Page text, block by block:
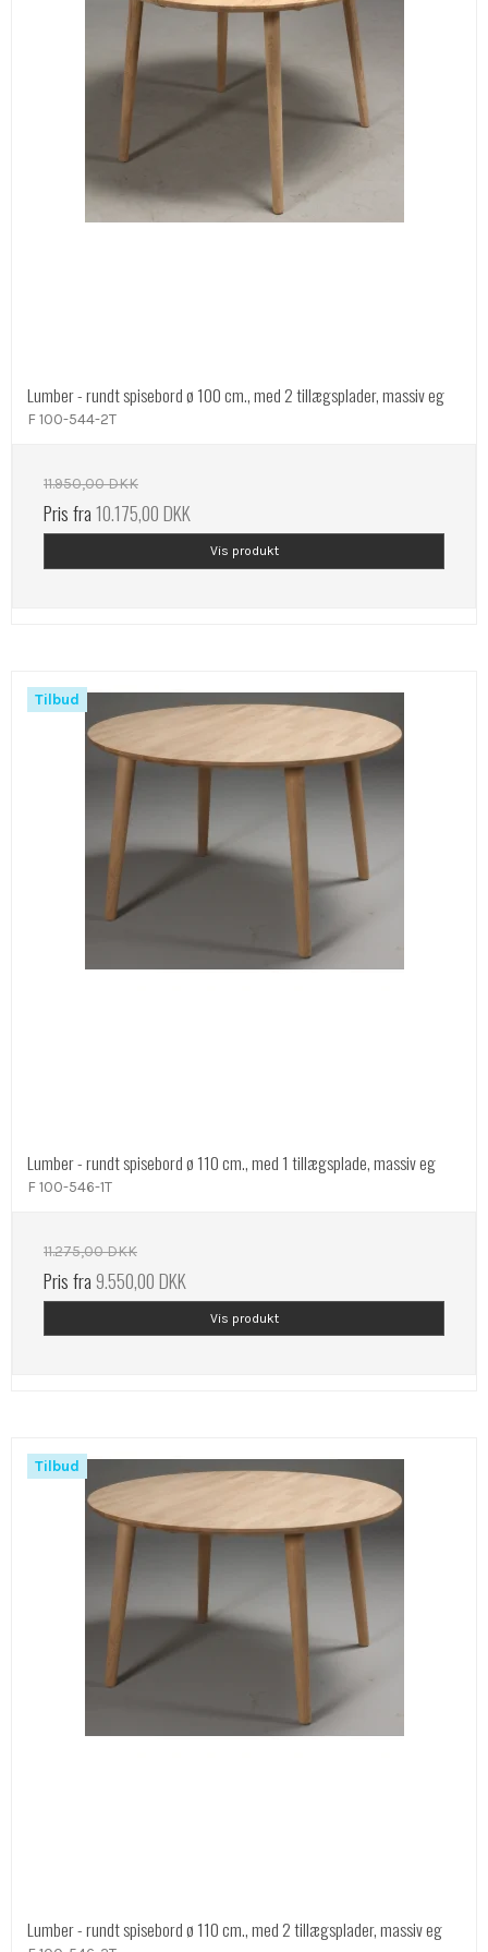
Lumber - rundt spisebord ø 100 cm., med 2 tillægsplader, massiv eg
F 100-544-2T
11.950,00 DKK
Pris fra10.175,00 DKK
Vis produkt
Tilbud
Lumber - rundt spisebord ø 110 cm., med 1 tillægsplade, massiv eg
F 100-546-1T
11.275,00 DKK
Pris fra9.550,00 DKK
Vis produkt
Tilbud
Lumber - rundt spisebord ø 110 cm., med 2 tillægsplader, massiv eg